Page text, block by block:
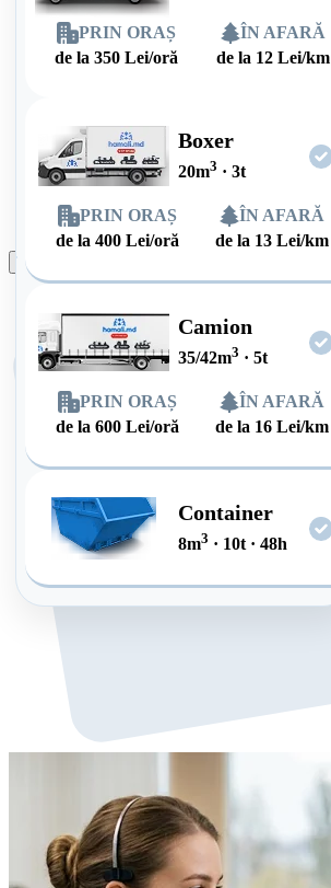
PRIN ORAȘ
de la 350 Lei/oră
ÎN AFARĂ
de la 12 Lei/km
Boxer
20m3 · 3t
PRIN ORAȘ
de la400 Lei/oră
ÎN AFARĂ
de la 13 Lei/km
Camion
35/42m3 · 5t
PRIN ORAȘ
de la600 Lei/oră
ÎN AFARĂ
de la 16 Lei/km
Container
8m3 · 10t · 48h
Plasează comanda